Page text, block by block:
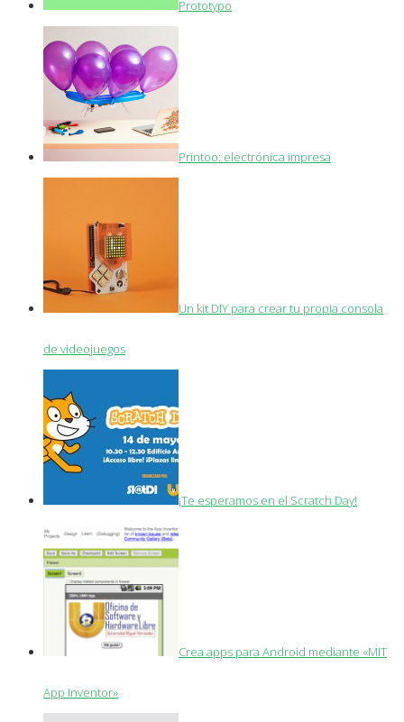
Prototypo
Printoo: electrónica impresa
Un kit DIY para crear tu propia consola
de videojuegos
¡Te esperamos en el Scratch Day!
Crea apps para Android mediante «MIT
App Inventor»